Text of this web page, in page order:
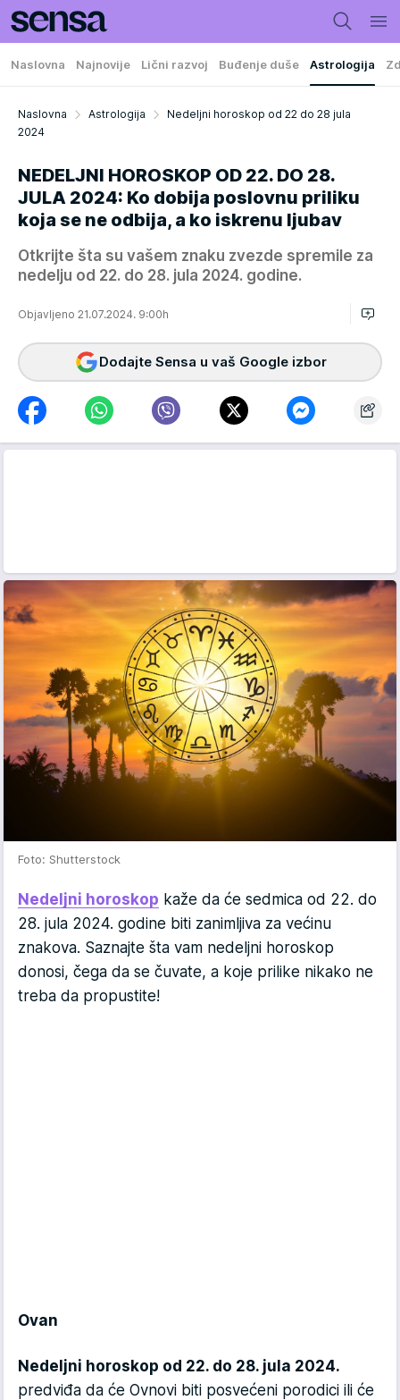
Naslovna Najnovije Lični razvoj Buđenje duše Astrologija
Naslovna Astrologija
Nedeljni horoskop od 22 do 28 jula
2024
NEDELJNI HOROSKOP OD 22. DO 28.
JULA 2024: Ko dobija poslovnu priliku
koja se ne odbija, a ko iskrenu ljubav
Otkrijte šta su vašem znaku zvezde spremile za
nedelju od 22. do 28. jula 2024. godine.
Objavljeno 21.07.2024. 9:00h
Dodajte Sensa u vaš Google izbor
Foto: Shutterstock
Nedeljni horoskop kaže da će sedmica od 22. do
28. jula 2024. godine biti zanimljiva za većinu
znakova. Saznajte šta vam nedeljni horoskop
donosi, čega da se čuvate, a koje prilike nikako ne
treba da propustite!
Ovan
Nedeljni horoskop od 22. do 28. jula 2024.
predviđa da će Ovnovi biti posvećeni porodici ili će